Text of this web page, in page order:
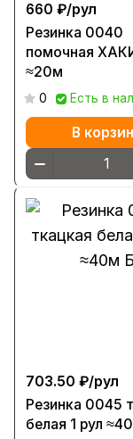
660 ₽/рул
Резинка 0040
помочная ХАКИ
≈20м
0 Есть в
В
703.50 ₽/рул
Резинка 0045